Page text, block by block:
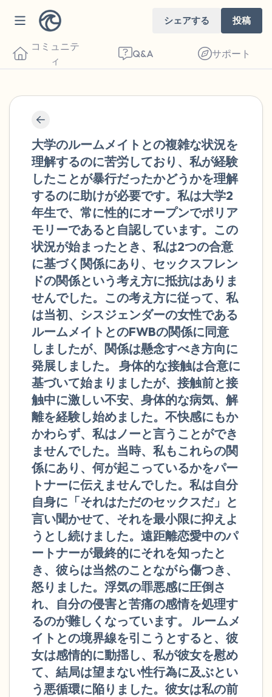
シェアする 投稿
コミュニテ
ィ
Q&A サポート
大学のルームメイトとの複雑な状況を
理解するのに苦労しており、私が経験
したことが暴行だったかどうかを理解
するのに助けが必要です。私は大学2
年生で、常に性的にオープンでポリア
モリーであると自認しています。この
状況が始まったとき、私は2つの合意
に基づく関係にあり、セックスフレン
ドの関係という考え方に抵抗はありま
せんでした。この考え方に従って、私
は当初、シスジェンダーの女性である
ルームメイトとのFWBの関係に同意
しましたが、関係は懸念すべき方向に
発展しました。 身体的な接触は合意に
基づいて始まりましたが、接触前と接
触中に激しい不安、身体的な病気、解
離を経験し始めました。不快感にもか
かわらず、私はノーと言うことができ
ませんでした。当時、私もこれらの関
係にあり、何が起こっているかをパー
トナーに伝えませんでした。私は自分
自身に「それはただのセックスだ」と
言い聞かせて、それを最小限に抑えよ
うとし続けました。遠距離恋愛中のパ
ートナーが最終的にそれを知ったと
き、彼らは当然のことながら傷つき、
怒りました。浮気の罪悪感に圧倒さ
れ、自分の侵害と苦痛の感情を処理す
るのが難しくなっています。 ルームメ
イトとの境界線を引こうとすると、彼
女は感情的に動揺し、私が彼女を慰め
て、結局は望まない性行為に及ぶとい
う悪循環に陥りました。彼女は私の前
座り心地の良い場所を見つけてください。
目を軽く閉じて、深呼吸を数回します。鼻
から息を吸い（3つ数え）、口から息を吐
きます（3つ数え）。さあ、目を開けて周
りを見回してください。以下のことを声に
出して言ってみてください。
見えるもの5つ（部屋の中と窓の外を見る
ことができます）
感じるもの4つ（目の前にあるもので触れ
るものは何ですか？）
聞こえるもの3つ
匂いを嗅ぐもの2つ
自分の好きなところ1つ。
最後に深呼吸をしましょう。